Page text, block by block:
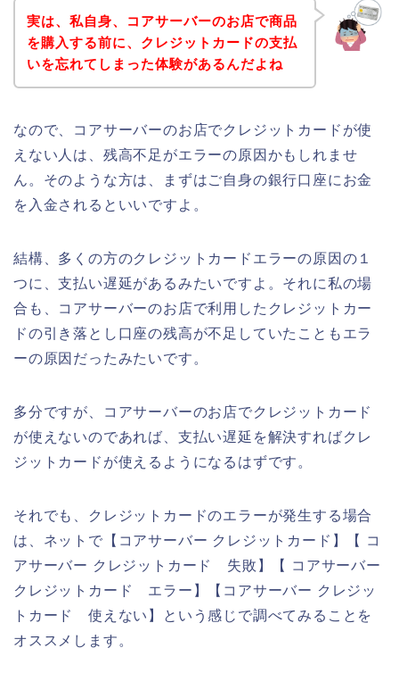
実は、私自身、コアサーバーのお店で商品
を購入する前に、クレジットカードの支払
いを忘れてしまった体験があるんだよね
なので、コアサーバーのお店でクレジットカードが使
えない人は、残高不足がエラーの原因かもしれませ
ん。そのような方は、まずはご自身の銀行口座にお金
を入金されるといいですよ。
結構、多くの方のクレジットカードエラーの原因の１
つに、支払い遅延があるみたいですよ。それに私の場
合も、コアサーバーのお店で利用したクレジットカー
ドの引き落とし口座の残高が不足していたこともエラ
ーの原因だったみたいです。
多分ですが、コアサーバーのお店でクレジットカード
が使えないのであれば、支払い遅延を解決すればクレ
ジットカードが使えるようになるはずです。
それでも、クレジットカードのエラーが発生する場合
は、ネットで【コアサーバー クレジットカード】【 コ
アサーバー クレジットカード 失敗】【 コアサーバー
クレジットカード エラー】【コアサーバー クレジッ
トカード 使えない】という感じで調べてみることを
オススメします。